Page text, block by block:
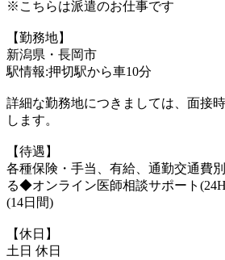
※こちらは派遣のお仕事です
【勤務地】
新潟県・長岡市
駅情報:押切駅から車10分
詳細な勤務地につきましては、面接
します。
【待遇】
各種保険・手当、有給、通勤交通
る◆オンライン医師相談サポート
(14日間)
【休日】
土日 休日